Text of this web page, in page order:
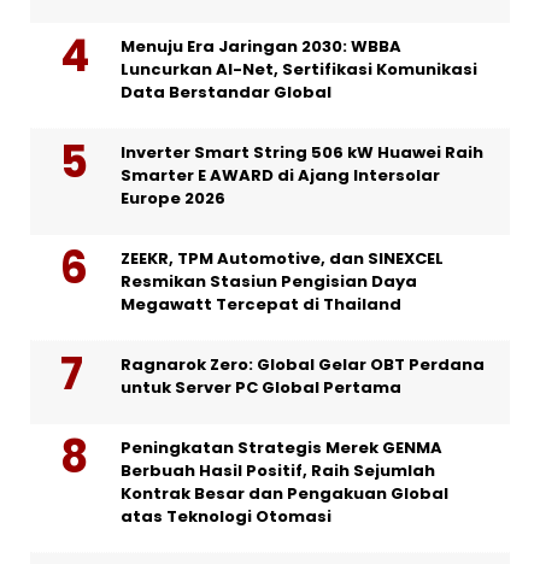
Menuju Era Jaringan 2030: WBBA
Luncurkan AI-Net, Sertifikasi Komunikasi
Data Berstandar Global
Inverter Smart String 506 kW Huawei Raih
Smarter E AWARD di Ajang Intersolar
Europe 2026
ZEEKR, TPM Automotive, dan SINEXCEL
Resmikan Stasiun Pengisian Daya
Megawatt Tercepat di Thailand
Ragnarok Zero: Global Gelar OBT Perdana
untuk Server PC Global Pertama
Peningkatan Strategis Merek GENMA
Berbuah Hasil Positif, Raih Sejumlah
Kontrak Besar dan Pengakuan Global
atas Teknologi Otomasi